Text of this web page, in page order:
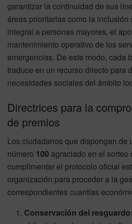
garantizar la continuidad de sus
áreas prioritarias como la inclusión
integral a personas mayores, el
mantenimiento operativo de los
emergencias. De este modo, cada
traduce en un recurso directo para
necesidades sociales del ámbito
Directrices para la
de premios
Los ciudadanos que dispongan de
número 100 agraciado en el sorteo
cumplimentar el protocolo oficial
organización para proceder a la
correspondientes cuantías
Conservación del resguardo: